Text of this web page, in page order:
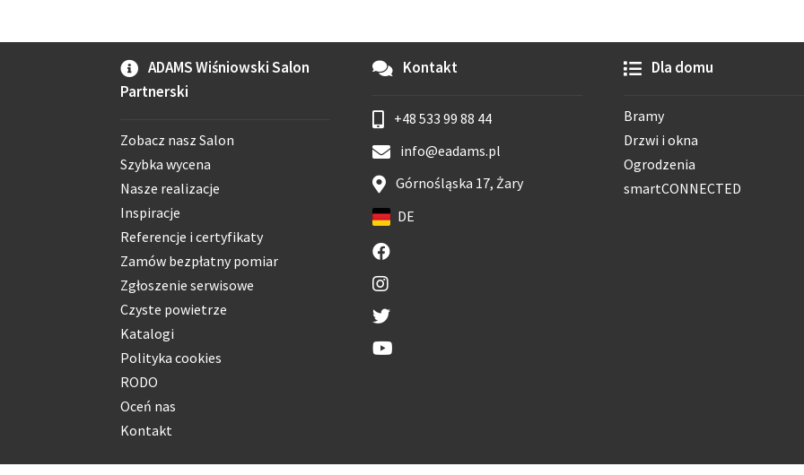
ADAMS Wiśniowski Salon
Partnerski
Zobacz nasz Salon
Szybka wycena
Nasze realizacje
Inspiracje
Referencje i certyfikaty
Zamów bezpłatny pomiar
Zgłoszenie serwisowe
Czyste powietrze
Katalogi
Polityka cookies
RODO
Oceń nas
Kontakt
Kontakt
+48 533 99 88 44
info@eadams.pl
Górnośląska 17, Żary
DE
Dla domu
Bramy
Drzwi i okna
Ogrodzenia
smartCONNECTED